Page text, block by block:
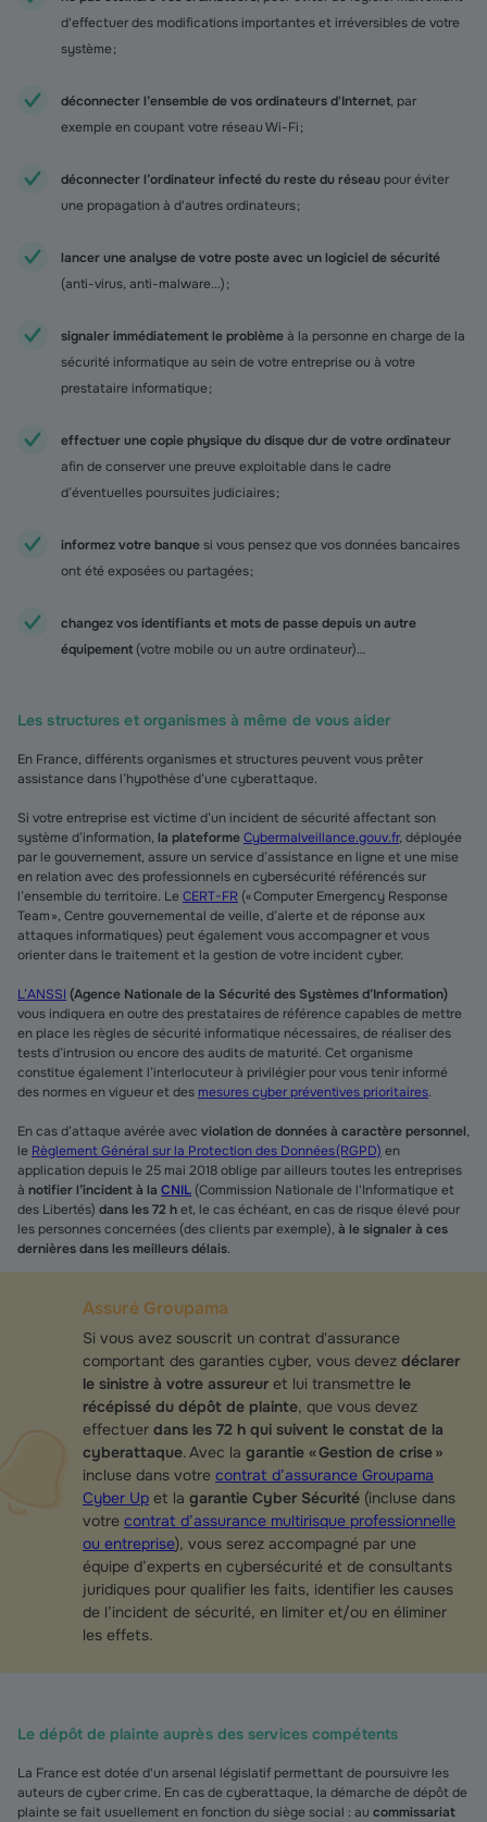
d'effectuer des modifications importantes et irréversibles de votre
système ;
déconnecter l’ensemble de vos ordinateurs d'Internet, par
exemple en coupant votre réseau Wi-Fi ;
déconnecter l’ordinateur infecté du reste du réseau pour éviter
une propagation à d'autres ordinateurs ;
lancer une analyse de votre poste avec un logiciel de sécurité
(anti-virus, anti-malware...) ;
signaler immédiatement le problèmeà la personne en charge de la
sécurité informatique au sein de votre entreprise ou à votre
prestataire informatique ;
effectuer une copie physique du disque dur de votre ordinateur
afin de conserver une preuve exploitable dans le cadre
d’éventuelles poursuites judiciaires ;
informez votre banquesi vous pensez que vos données bancaires
ont été exposées ou partagées ;
changez vos identifiants et mots de passe depuis un autre
équipement (votre mobile ou un autre ordinateur)…
Les structures et organismes à même de vous aider
En France, différents organismes et structures peuvent vous prêter
assistance dans l’hypothèse d’une cyberattaque.
Si votre entreprise est victime d’un incident de sécurité affectant son
système d’information, la plateformeCybermalveillance.gouv.fr, déployée
par le gouvernement, assure un service d’assistance en ligne et une mise
en relation avec des professionnels en cybersécurité référencés sur
l’ensemble du territoire. LeCERT-FR (« Computer Emergency Response
Team », Centre gouvernemental de veille, d’alerte et de réponse aux
attaques informatiques) peut également vous accompagner et vous
orienter dans le traitement et la gestion de votre incident cyber.
L’ANSSI (Agence Nationale de la Sécurité des Systèmes d’Information)
vous indiquera en outre des prestataires de référence capables de mettre
en place les règles de sécurité informatique nécessaires, de réaliser des
tests d’intrusion ou encore des audits de maturité. Cet organisme
constitue également l’interlocuteur à privilégier pour vous tenir informé
des normes en vigueur et des mesures cyber préventives prioritaires.
En cas d’attaque avérée avec violation de données à caractère personnel,
le Règlement Général sur la Protection des Données (RGPD) en
application depuis le 25 mai 2018 oblige par ailleurs toutes les entreprises
à notifier l’incident à la CNIL (Commission Nationale de l'Informatique et
des Libertés) dans les 72 het, le cas échéant, en cas de risque élevé pour
les personnes concernées (des clients par exemple), à le signaler à ces
dernières dans les meilleurs délais.
Assuré Groupama
Si vous avez souscrit un contrat d'assurance
comportant des garanties cyber, vous devez déclarer
le sinistre à votre assureur et lui transmettre le
récépissé du dépôt de plainte, que vous devez
effectuer dans les 72 h qui suivent le constat de la
cyberattaque. Avec la garantie « Gestion de crise »
incluse dans votre contrat d’assurance Groupama
Cyber Up et la garantie Cyber Sécurité (incluse dans
votre contrat d’assurance multirisque professionnelle
ou entreprise), vous serez accompagné par une
équipe d’experts en cybersécurité et de consultants
juridiques pour qualifier les faits, identifier les causes
de l’incident de sécurité, en limiter et/ou en éliminer
les effets.
Le dépôt de plainte auprès des services compétents
La France est dotée d'un arsenal législatif permettant de poursuivre les
auteurs de cyber crime. En cas de cyberattaque, la démarche de dépôt de
plainte se fait usuellement en fonction du siège social : au commissariat